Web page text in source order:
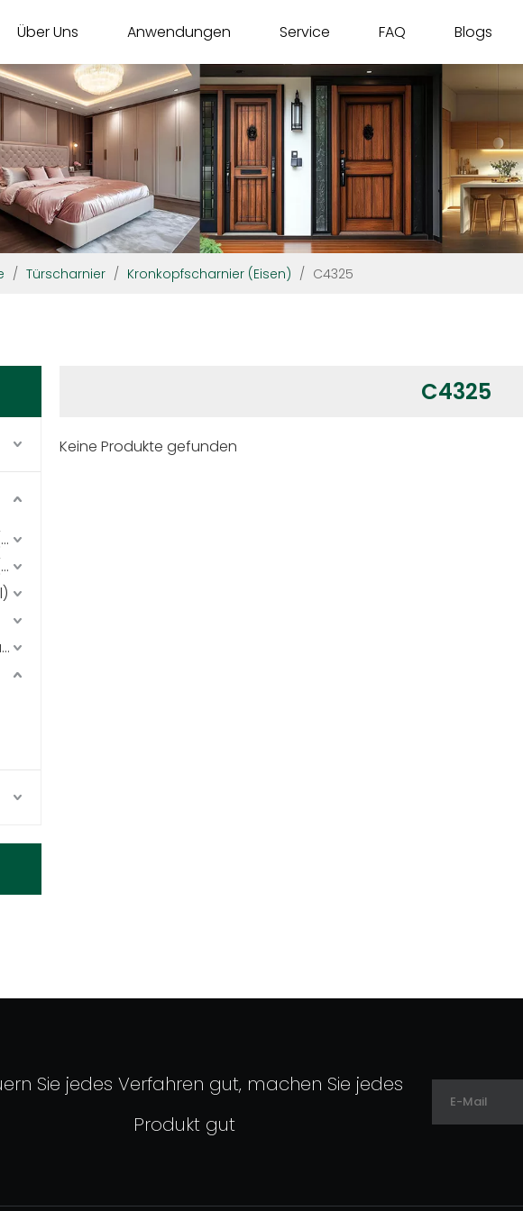
Über Uns Anwendungen Service FAQ Blogs
/ Türscharnier / Kronkopfscharnier (Eisen) / C4325
Kugellager -Türscharnier (Edelstahl)
Kugellager -Türscharnier (Eisen)
Flaggenscharnier (Edelstahl)
C4325
Keine Produkte gefunden
Sie jedes Verfahren gut, machen Sie jedes
Produkt gut